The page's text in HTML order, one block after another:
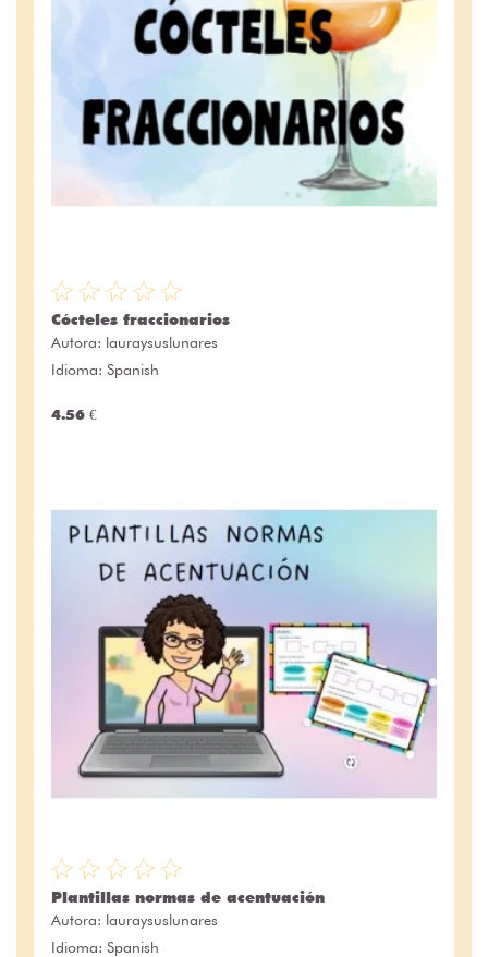
Cócteles fraccionarios
Autora: lauraysuslunares
Idioma: Spanish
4.56 €
Plantillas normas de acentuación
Autora: lauraysuslunares
Idioma: Spanish